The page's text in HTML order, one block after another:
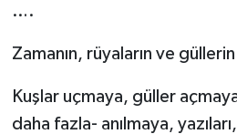
….
Zamanın, rüyaların ve
Kuşlar uçmaya, güller
daha fazla- anılmaya,